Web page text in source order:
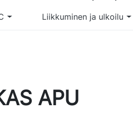
Liikkuminen ja ulkoilu
APU